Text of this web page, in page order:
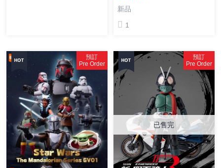
紀福音戰士 EVA-01 初號機
新品
1
預訂
Pre Order
預訂
Pre Order
已售完